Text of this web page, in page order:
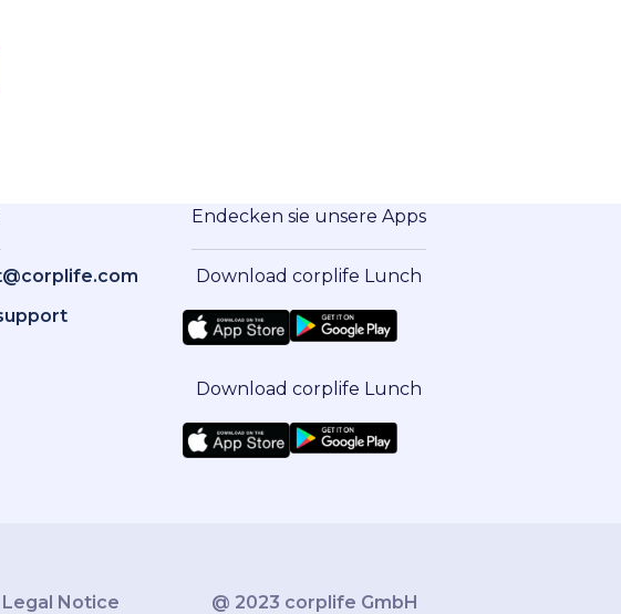
Endecken sie unsere Apps
Download corplife Lunch
Download corplife Lunch
Legal Notice @ 2023 corplife GmbH